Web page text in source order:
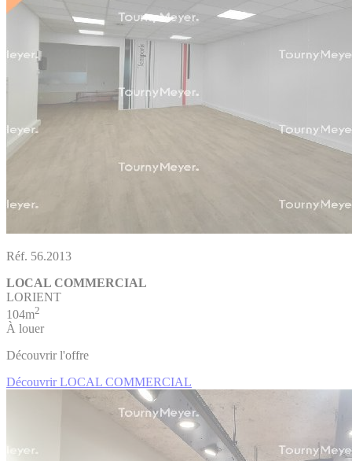
Réf. 56.2013
LOCAL COMMERCIAL
LORIENT
104m2
À louer
Découvrir l'offre
Découvrir LOCAL COMMERCIAL